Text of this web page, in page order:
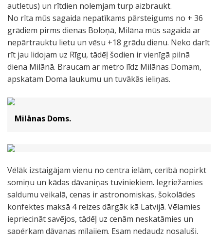
autletus) un rītdien nolemjam turp aizbraukt.
No rīta mūs sagaida nepatīkams pārsteigums no + 36
grādiem pirms dienas Boloņā, Milāna mūs sagaida ar
nepārtrauktu lietu un vēsu +18 grādu dienu. Neko darīt
rīt jau lidojam uz Rīgu, tādēļ šodien ir vienīgā pilnā
diena Milānā. Braucam ar metro līdz Milānas Domam,
apskatam Doma laukumu un tuvākās ieliņas.
Milānas Doms.
Vēlāk izstaigājam vienu no centra ielām, cerībā nopirkt
somiņu un kādas dāvaniņas tuviniekiem. Iegriežamies
saldumu veikalā, cenas ir astronomiskas, šokolādes
konfektes maksā 4 reizes dārgāk kā Latvijā. Vēlamies
iepriecināt savējos, tādēļ uz cenām neskatāmies un
sapērkam dāvanas mīļajiem. Esam nedaudz nosaluši,